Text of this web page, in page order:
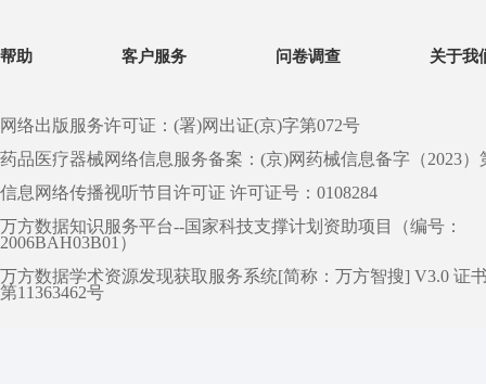
帮助 客户服务 问卷调查 关于我
网络出版服务许可证：(署)网出证(京)字第072号
药品医疗器械网络信息服务备案：(京)网药械信息备字（2023）
信息网络传播视听节目许可证 许可证号：0108284
万方数据知识服务平台--国家科技支撑计划资助项目（编号：
2006BAH03B01）
万方数据学术资源发现获取服务系统[简称：万方智搜] V3.0 证
第11363462号